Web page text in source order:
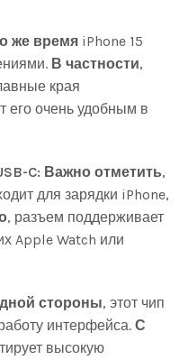
же время iPhone 15
В частности,
края
его очень удобным в
C: Важно отметить,
для зарядки iPhone,
, разъем поддерживает
Apple Watch или
стороны, этот чип
интерфейса. С
высокую